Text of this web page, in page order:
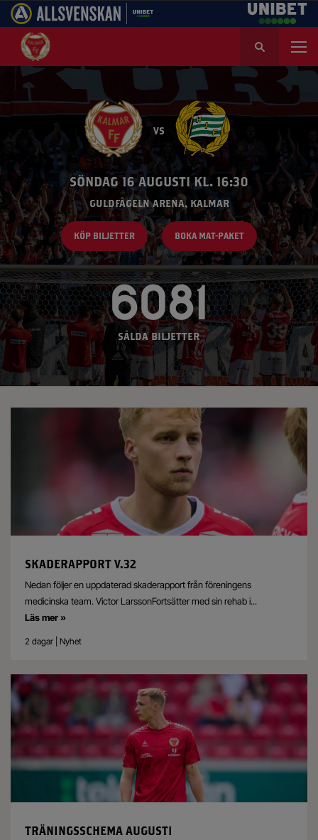
k
e
r
:
VS
SÖNDAG 16 AUGUSTI KL. 16:30
GULDFÅGELN ARENA, KALMAR
KÖP BILJETTER BOKA MAT-PAKET
6081
SÅLDA BILJETTER
SKADERAPPORT V.32
Nedan följer en uppdaterad skaderapport från föreningens
medicinska team. Victor LarssonFortsätter med sin rehab i...
Läs mer »
2 dagar | Nyhet
TRÄNINGSSCHEMA AUGUSTI